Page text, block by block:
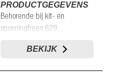
PRODUCTGEGEVENS
Behorende bij kit- en
sponningfrees 629.
BEKIJK